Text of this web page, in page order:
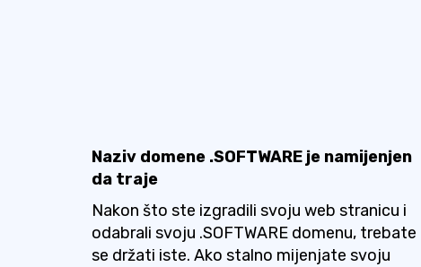
Naziv domene .SOFTWARE je namijenjen
da traje
Nakon što ste izgradili svoju web stranicu i
odabrali svoju .SOFTWARE domenu, trebate
se držati iste. Ako stalno mijenjate svoju